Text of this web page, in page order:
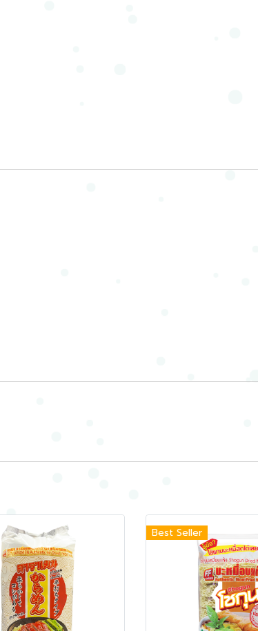
Best Seller